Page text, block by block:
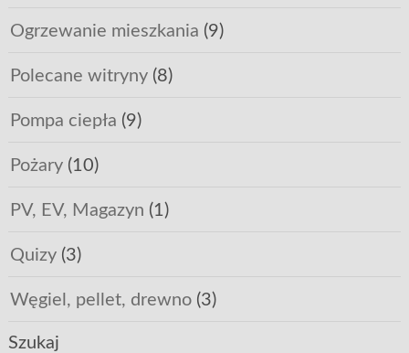
Ogrzewanie mieszkania (9)
Polecane witryny(8)
Pompa ciepła (9)
Pożary(10)
PV, EV, Magazyn (1)
Quizy(3)
Węgiel, pellet, drewno(3)
Szukaj